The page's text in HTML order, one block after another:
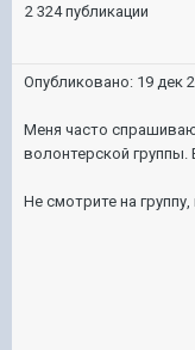
2 324 публикации
Опубликовано: 19 дек
Меня часто
волонтерской группы.
Не смотрите на